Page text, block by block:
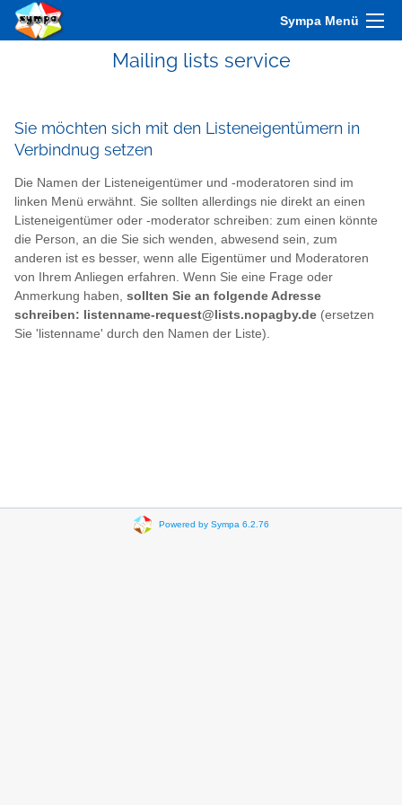
Sympa Menü
Mailing lists service
Sie möchten sich mit den Listeneigentümern in
Verbindnug setzen
Die Namen der Listeneigentümer und -moderatoren sind im
linken Menü erwähnt. Sie sollten allerdings nie direkt an einen
Listeneigentümer oder -moderator schreiben: zum einen könnte
die Person, an die Sie sich wenden, abwesend sein, zum
anderen ist es besser, wenn alle Eigentümer und Moderatoren
von Ihrem Anliegen erfahren. Wenn Sie eine Frage oder
Anmerkung haben, sollten Sie an folgende Adresse
schreiben: listenname-request@lists.nopagby.de (ersetzen
Sie 'listenname' durch den Namen der Liste).
Powered by Sympa 6.2.76